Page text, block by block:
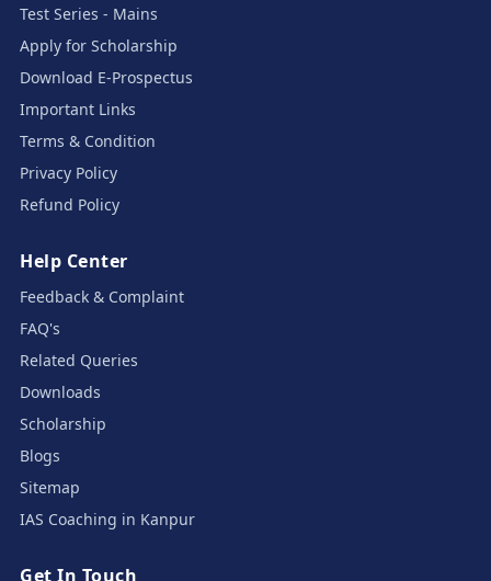
Test Series - Mains
Apply for Scholarship
Download E-Prospectus
Important Links
Terms & Condition
Privacy Policy
Refund Policy
Help Center
Feedback & Complaint
FAQ's
Related Queries
Downloads
Scholarship
Blogs
Sitemap
IAS Coaching in Kanpur
Get In Touch